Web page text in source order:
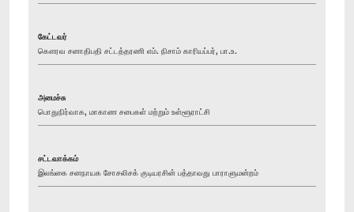
கேட்டவர்
கௌரவ சனாதிபதி சட்டத்தரணி எம். நிசாம் காரியப்பர், பா.உ.
அமைச்சு
பொதுநிர்வாக, மாகாண சபைகள் மற்றும் உள்ளூராட்சி
சட்டவாக்கம்
இலங்கை சனநாயக சோசலிசக் குடியரசின் பத்தாவது பாராளுமன்றம்